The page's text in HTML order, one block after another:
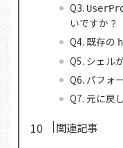
Q3.
いですか？
Q4. 既存の
Q5. シェル
Q6. パフォ
Q7. 元に戻
関連記事